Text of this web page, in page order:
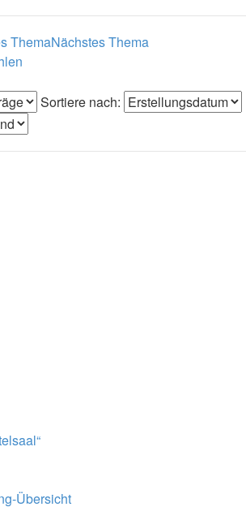
ThemaNächstes Thema
Sortiere nach:
Übersicht